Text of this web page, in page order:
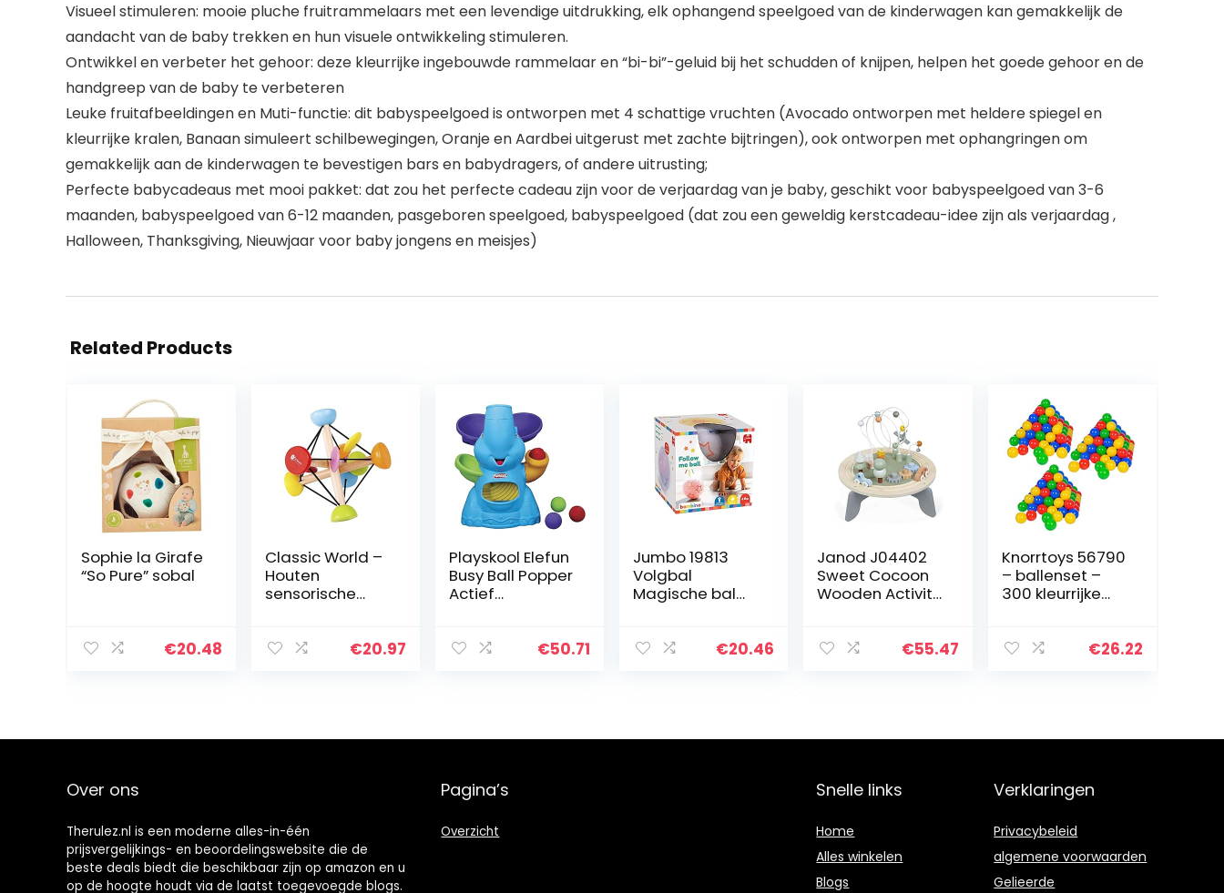
Visueel stimuleren: mooie pluche fruitrammelaars met een levendige uitdrukking, elk ophangend speelgoed van de kinderwagen kan gemakkelijk de
aandacht van de baby trekken en hun visuele ontwikkeling stimuleren.
Ontwikkel en verbeter het gehoor: deze kleurrijke ingebouwde rammelaar en “bi-bi”-geluid bij het schudden of knijpen, helpen het goede gehoor en de
handgreep van de baby te verbeteren
Leuke fruitafbeeldingen en Muti-functie: dit babyspeelgoed is ontworpen met 4 schattige vruchten (Avocado ontworpen met heldere spiegel en
kleurrijke kralen, Banaan simuleert schilbewegingen, Oranje en Aardbei uitgerust met zachte bijtringen), ook ontworpen met ophangringen om
gemakkelijk aan de kinderwagen te bevestigen bars en babydragers, of andere uitrusting;
Perfecte babycadeaus met mooi pakket: dat zou het perfecte cadeau zijn voor de verjaardag van je baby, geschikt voor babyspeelgoed van 3-6
maanden, babyspeelgoed van 6-12 maanden, pasgeboren speelgoed, babyspeelgoed (dat zou een geweldig kerstcadeau-idee zijn als verjaardag ,
Halloween, Thanksgiving, Nieuwjaar voor baby jongens en meisjes)
Related Products
Sophie la Girafe
“So Pure” sobal
€20.48
Classic World –
Houten
sensorische
leren speelgoed
€20.97
Playskool Elefun
Busy Ball Popper
Actief
baby’s 9
€50.71
Jumbo 19813
Volgbal
Magische bal
6 maanden€20.46
Janod J04402
Sweet Cocoon
Wooden Activity
Motor
€55.47
Knorrtoys 56790
– ballenset –
300 kleurrijke
voor ballenbad
€26.22
Over ons
Therulez.nl is een moderne alles-in-één
prijsvergelijkings- en beoordelingswebsite die de
beste deals biedt die beschikbaar zijn op amazon en u
op de hoogte houdt via de laatst toegevoegde blogs.
Pagina’s
Overzicht
Snelle links
Home
Alles winkelen
Blogs
Verklaringen
Privacybeleid
algemene voorwaarden
Gelieerde